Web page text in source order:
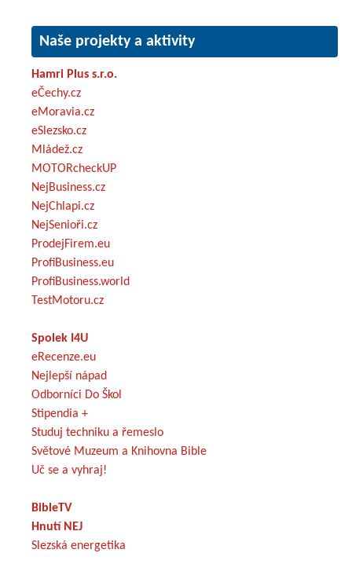
Naše projekty a aktivity
Hamri Plus s.r.o.
eČechy.cz
eMoravia.cz
eSlezsko.cz
Mládež.cz
MOTORcheckUP
NejBusiness.cz
NejChlapi.cz
NejSenioři.cz
ProdejFirem.eu
ProfiBusiness.eu
ProfiBusiness.world
TestMotoru.cz
Spolek I4U
eRecenze.eu
Nejlepší nápad
Odborníci Do Škol
Stipendia +
Studuj techniku a řemeslo
Světové Muzeum a Knihovna Bible
Uč se a vyhraj!
BibleTV
Hnutí NEJ
Slezská energetika